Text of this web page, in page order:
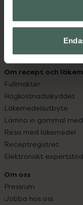
Leverans, betalning
Sajtens tillgänglighet
Köpvillkor
Om recept och
Fullmakter
Högkostnadsskyddet
Läkemedelsutbyte
Lämna in gammal
Resa med läkemedel
Receptregistret
Elektroniskt
Om oss
Pressrum
Jobba hos oss